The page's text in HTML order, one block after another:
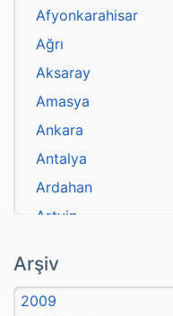
Afyonkarahisar
Ağrı
Aksaray
Amasya
Ankara
Antalya
Ardahan
Artvin
Aydın
Balıkesir
Arşiv
2009